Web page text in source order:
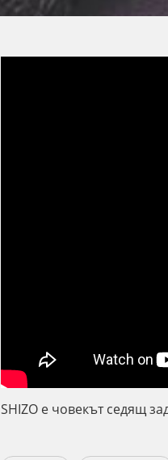
SHIZO е човекът седящ